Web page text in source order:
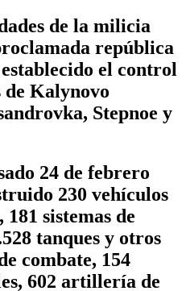
de la milicia
república
el control
de Kalynovo
Stepnoe y
24 de febrero
230 vehículos
sistemas de
tanques y otros
combate, 154
602 artillería de